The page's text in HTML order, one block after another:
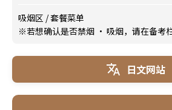
吸烟区 /套餐菜单
※若想确认是否禁烟 · 吸烟，请在备考
日文网站